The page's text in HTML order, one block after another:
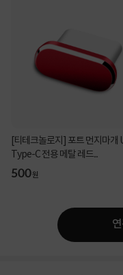
[티테크놀로지] 포트 먼지마개
Type-C 전용 메탈 레드...
500원